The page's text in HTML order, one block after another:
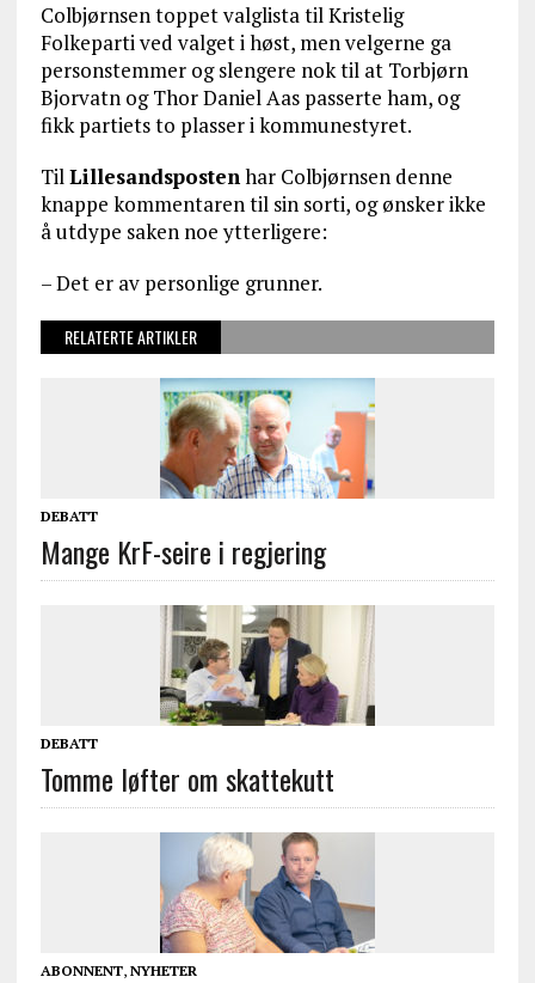
Colbjørnsen toppet valglista til Kristelig
Folkeparti ved valget i høst, men velgerne ga
personstemmer og slengere nok til at Torbjørn
Bjorvatn og Thor Daniel Aas passerte ham, og
fikk partiets to plasser i kommunestyret.
TilLillesandspostenhar Colbjørnsen denne
knappe kommentaren til sin sorti, og ønsker ikke
å utdype saken noe ytterligere:
– Det er av personlige grunner.
RELATERTE ARTIKLER
DEBATT
Mange KrF-seire i regjering
DEBATT
Tomme løfter om skattekutt
ABONNENT, NYHETER